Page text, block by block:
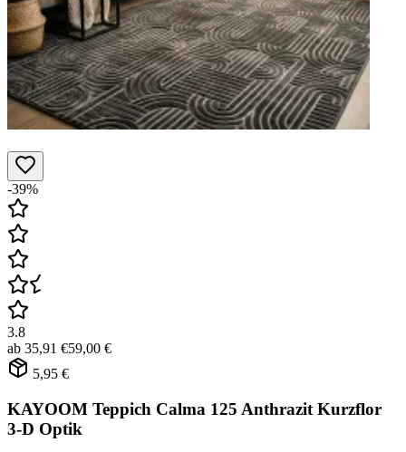
-39%
3.8
ab 35,91 €59,00 €
5,95 €
KAYOOM Teppich Calma 125 Anthrazit Kurzflor
3-D Optik